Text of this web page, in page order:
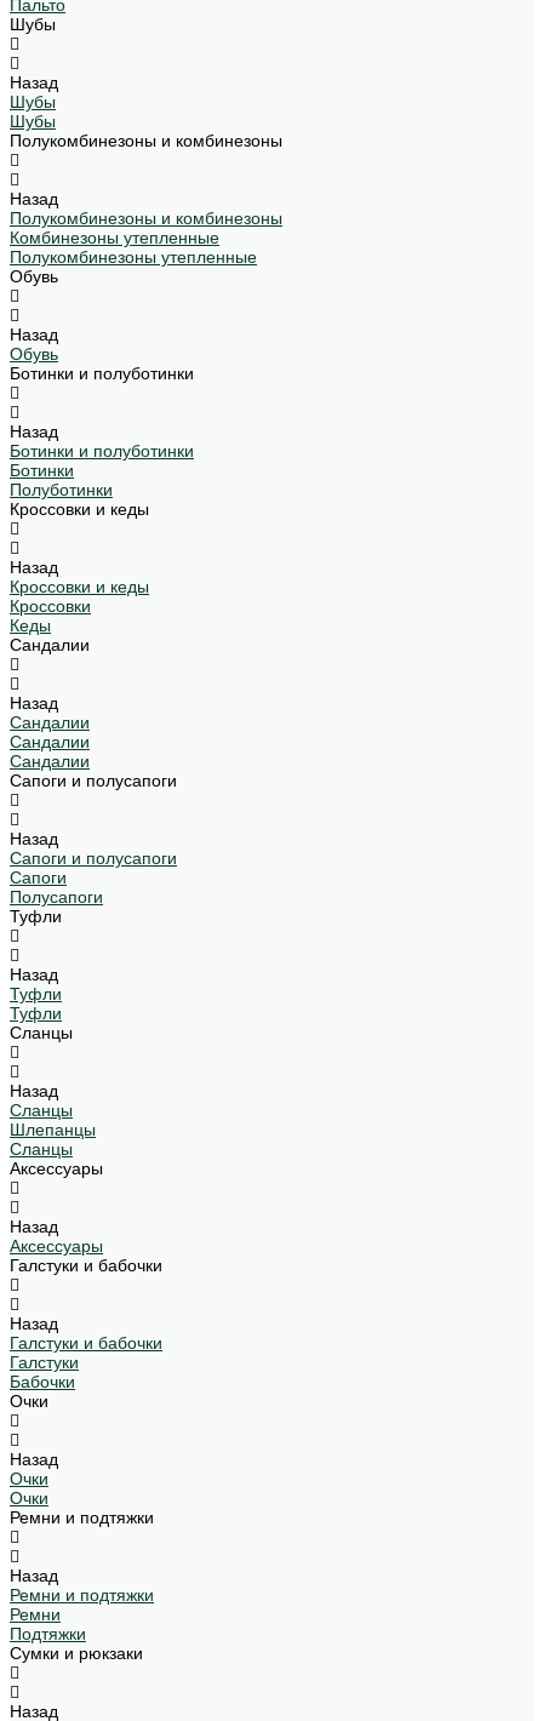
Пальто
Шубы
Назад
Шубы
Шубы
Полукомбинезоны и комбинезоны
Назад
Полукомбинезоны и комбинезоны
Комбинезоны утепленные
Полукомбинезоны утепленные
Обувь
Назад
Обувь
Ботинки и полуботинки
Назад
Ботинки и полуботинки
Ботинки
Полуботинки
Кроссовки и кеды
Назад
Кроссовки и кеды
Кроссовки
Кеды
Сандалии
Назад
Сандалии
Сандалии
Сандалии
Сапоги и полусапоги
Назад
Сапоги и полусапоги
Сапоги
Полусапоги
Туфли
Назад
Туфли
Туфли
Сланцы
Назад
Сланцы
Шлепанцы
Сланцы
Аксессуары
Назад
Аксессуары
Галстуки и бабочки
Назад
Галстуки и бабочки
Галстуки
Бабочки
Очки
Назад
Очки
Очки
Ремни и подтяжки
Назад
Ремни и подтяжки
Ремни
Подтяжки
Сумки и рюкзаки
Назад